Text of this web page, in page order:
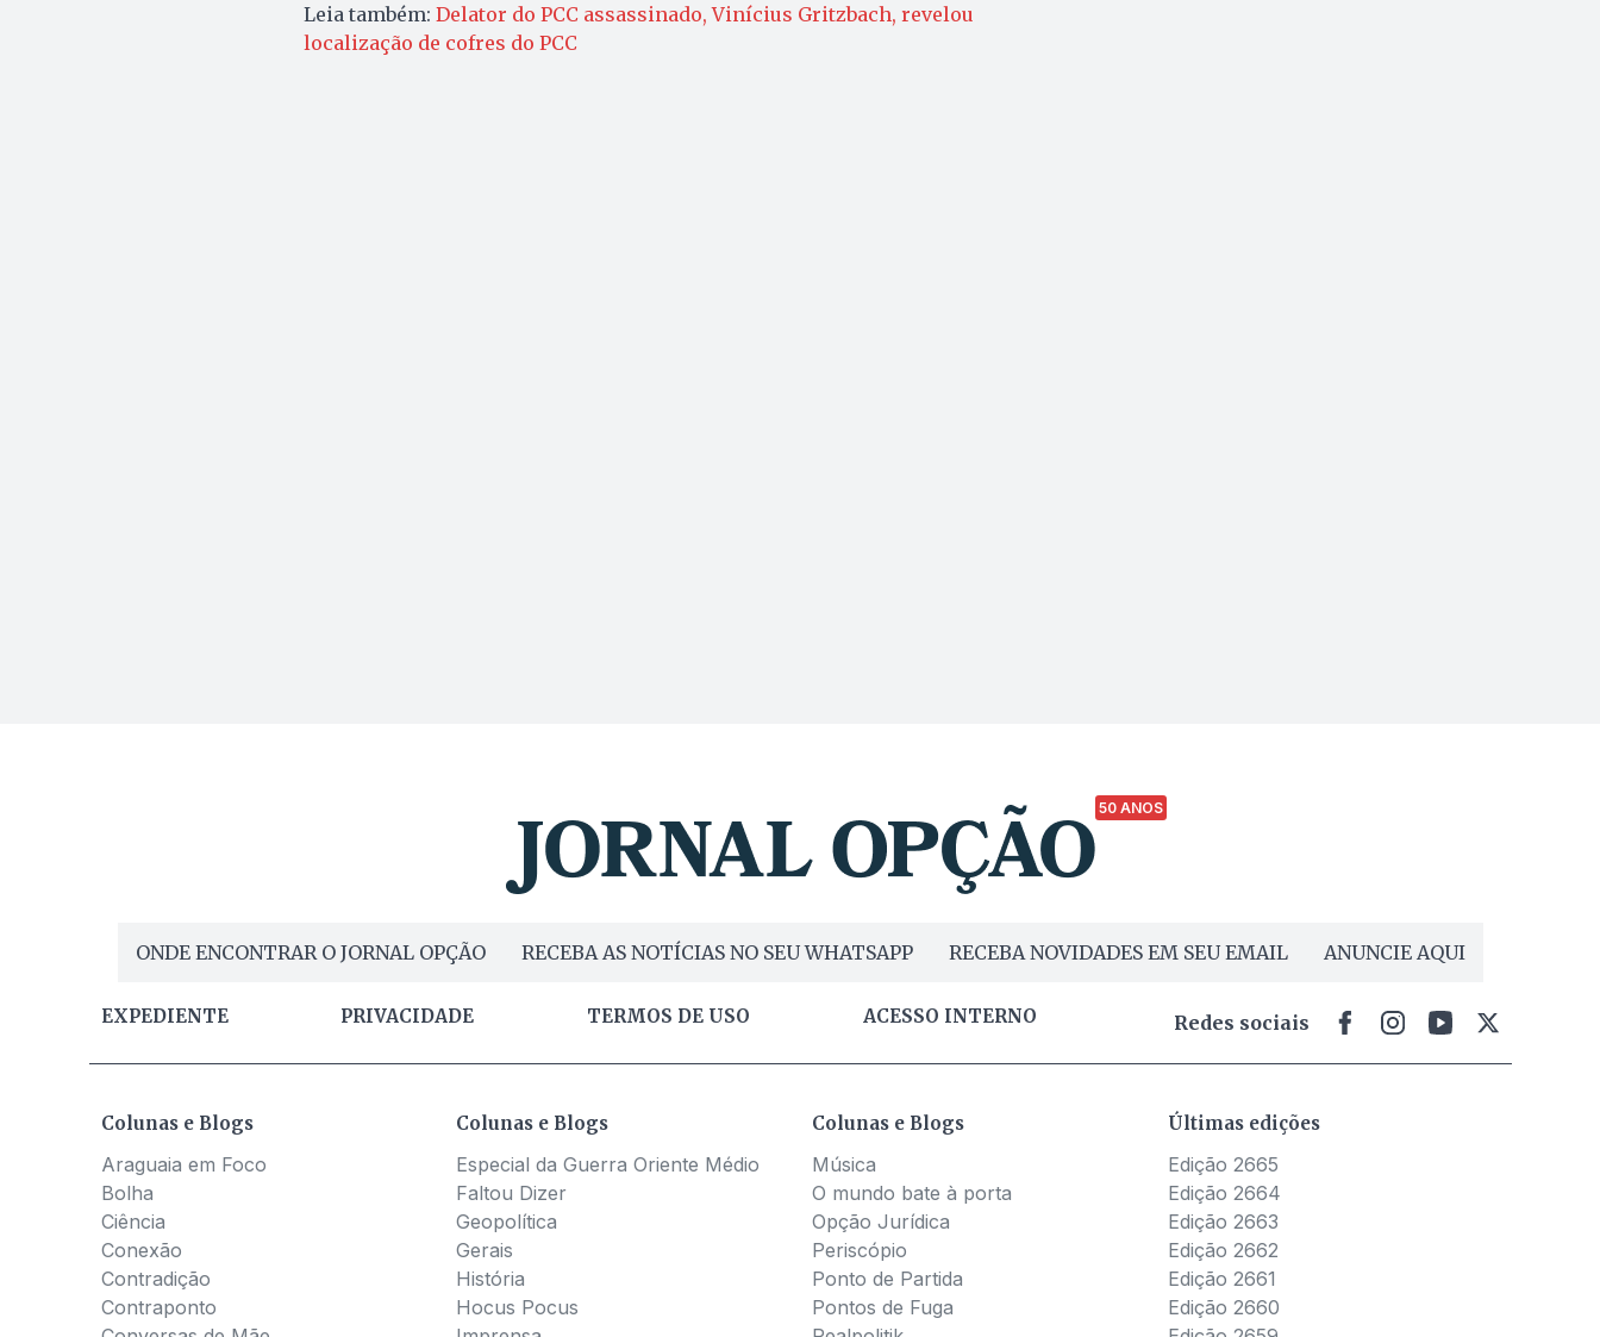
Leia também: Delator do PCC assassinado, Vinícius Gritzbach, revelou
localização de cofres do PCC
50 ANOS
ONDE ENCONTRAR O JORNAL OPÇÃO RECEBA AS NOTÍCIAS NO SEU WHATSAPP RECEBA NOVIDADES EM SEU EMAIL ANUNCIE AQUI
EXPEDIENTE PRIVACIDADE TERMOS DE USO ACESSO INTERNO Redes sociais
Colunas e Blogs
Araguaia em Foco
Bolha
Ciência
Conexão
Contradição
Contraponto
Colunas e Blogs
Especial da Guerra Oriente Médio
Faltou Dizer
Geopolítica
Gerais
História
Hocus Pocus
Colunas e Blogs
Música
O mundo bate à porta
Opção Jurídica
Periscópio
Ponto de Partida
Pontos de Fuga
Últimas edições
Edição 2665
Edição 2664
Edição 2663
Edição 2662
Edição 2661
Edição 2660